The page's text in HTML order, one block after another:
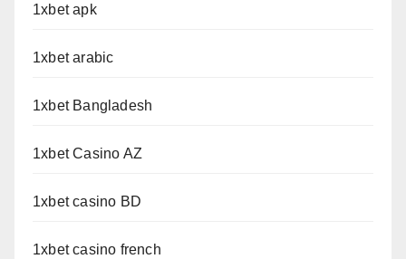
1xbet apk
1xbet arabic
1xbet Bangladesh
1xbet Casino AZ
1xbet casino BD
1xbet casino french